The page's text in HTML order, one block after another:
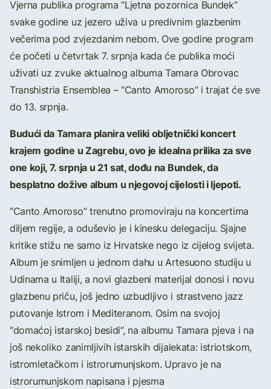
Vjerna publika programa “Ljetna pozornica Bundek”
svake godine uz jezero uživa u predivnim glazbenim
večerima pod zvjezdanim nebom. Ove godine program
će početi u četvrtak 7. srpnja kada će publika moći
uživati uz zvuke aktualnog albuma Tamara Obrovac
Transhistria Ensemblea – “Canto Amoroso” i trajat će sve
do 13. srpnja.
Budući da Tamara planira veliki obljetnički koncert
krajem godine u Zagrebu, ovo je idealna prilika za sve
one koji, 7. srpnja u 21 sat, dođu na Bundek, da
besplatno dožive album u njegovoj cijelosti i ljepoti.
“Canto Amoroso” trenutno promoviraju na koncertima
diljem regije, a oduševio je i kinesku delegaciju. Sjajne
kritike stižu ne samo iz Hrvatske nego iz cijelog svijeta.
Album je snimljen u jednom dahu u Artesuono studiju u
Udinama u Italiji, a novi glazbeni materijal donosi i novu
glazbenu priču, još jedno uzbudljivo i strastveno jazz
putovanje Istrom i Mediteranom. Osim na svojoj
“domaćoj istarskoj besidi”, na albumu Tamara pjeva i na
još nekoliko zanimljivih istarskih dijalekata: istriotskom,
istromletačkom i istrorumunjskom. Upravo je na
istrorumunjskom napisana i pjesma